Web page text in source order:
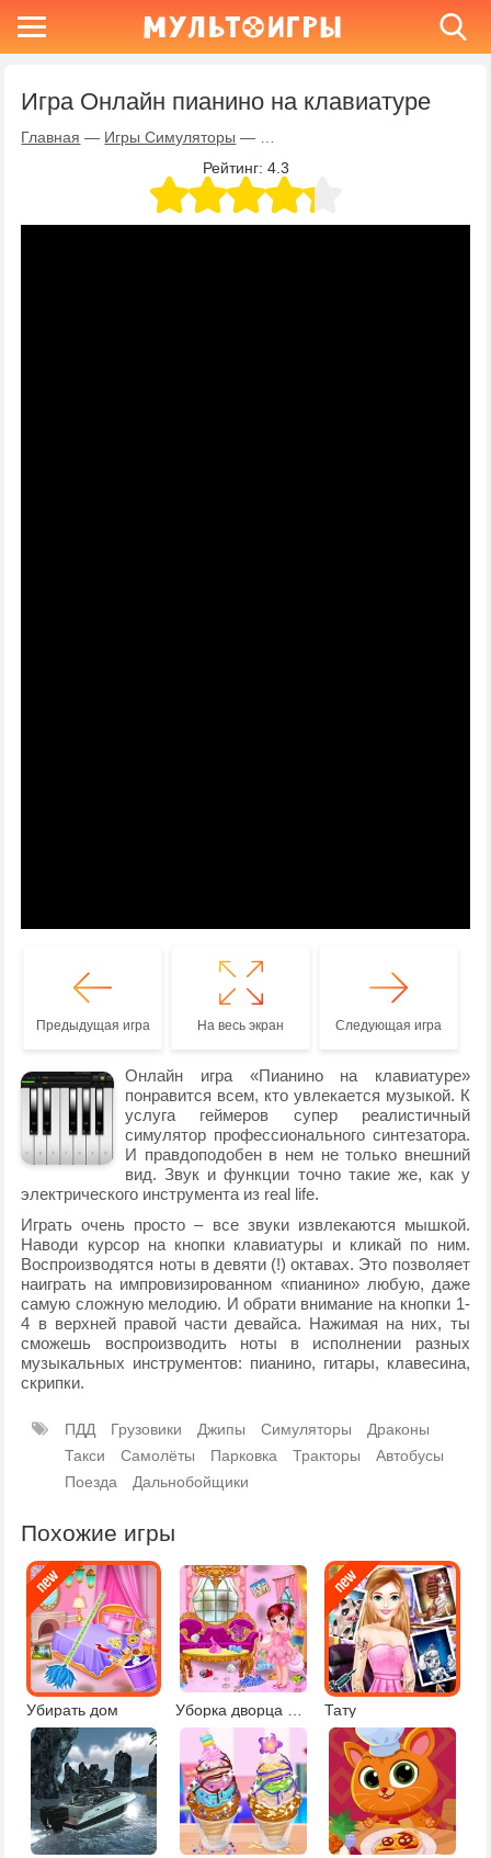
Игра Онлайн пианино на клавиатуре
Главная — Игры Симуляторы —
Рейтинг: 4.3
Предыдущая игра На весь экран Следующая игра
Онлайн игра «Пианино на клавиатуре»
понравится всем, кто увлекается музыкой. К
услуга геймеров супер реалистичный
симулятор профессионального синтезатора.
И правдоподобен в нем не только внешний
вид. Звук и функции точно такие же, как у
электрического инструмента из real life.
Играть очень просто – все звуки извлекаются мышкой.
Наводи курсор на кнопки клавиатуры и кликай по ним.
Воспроизводятся ноты в девяти (!) октавах. Это позволяет
наиграть на импровизированном «пианино» любую, даже
самую сложную мелодию. И обрати внимание на кнопки 1-
4 в верхней правой части девайса. Нажимая на них, ты
сможешь воспроизводить ноты в исполнении разных
музыкальных инструментов: пианино, гитары, клавесина,
скрипки.
ПДД Грузовики Джипы Симуляторы
Драконы
Такси
Самолёты Парковка Тракторы
Автобусы
Поезда
Дальнобойщики
Похожие игры
Убирать дом Тату